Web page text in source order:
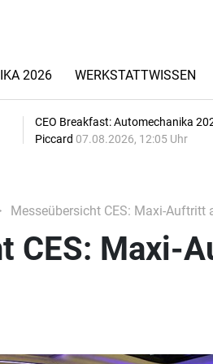
2026 WERKSTATTWISSEN
CEO Breakfast: Automechanika
Piccard 07.08.2026, 12:05 Uhr
Messeübersicht CES: Maxi-Auftritt
CES: Maxi-